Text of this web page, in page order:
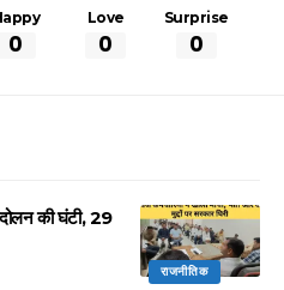
0
Love
0
Surprise
0
राजनीतिक
की घंटी, 29